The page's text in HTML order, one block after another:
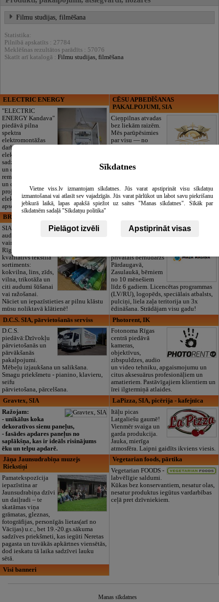
Filmu studijas, filmēšana
Statistika:
Pilnībā apskatīts : 27784
Meklēšnas rezultātos parādīts : 57076
Skatīt arī katalogā : Filmu studijas, filmēšana
ELECTRIC ENERGY
"ELECTRIC
ENERGY Kandava"
piedāvā pilna
spektra
elektromontāžas
darbus,
elektroinstalācijas,
sadzīves tehnikas
un elektronikas
remontu, vājstrāvas
un drošības sistēmu izbūvi, kā arī
projektēšanu, mērījumus un
elektrosaimniecības drošības riskus
apsekošanu.
CĒSU APBEDĪŠANAS
PAKALPOJUMI, SIA
Cieņpilnas atvadas
bez liekām raizēm.
Mēs parūpēsimies
par visu — no
noformēšanas līdz transportam un
tautiskās segas aizgājēja piemiņas
godināšanai.
BRISTOLS ES, SIA
SIA "Bristols ES"
audumu outlet un
vairumtirdzniecība
Rīgā. Plašs un
kvalitatīvs tekstila
sortiments:
kokvilna, lins, zīds,
vilna, trikotāža un
citi audumi šūšanai
vai ražošanai.
Nāciet un iepazīstieties ar pilnu klāstu
mūsu noliktavā klātienē!
izglītības iestāde
privātais bērnudārzs
Pārdaugavā,
Zasulaukā, bērniem
no 10 mēnešiem
līdz 6 gadiem. Licencētas programmas
(LV/RU), logopēds, speciālais atbalsts,
pulciņi, liela zaļa teritorija un 3x
ēdināšana. Strādājam visu gadu!
D.C.S. SIA, pārvietošanās serviss
D.C.S.
piedāvā:Dzīvokļu
pārvietošanās un
pārvākšanās
pakalpojumi.
Mēbeļu izjaukšana un salikšana.
Smagu priekšmetu - pianino, klavieru,
seifu
pārvietošana, pārcelšana.
Photorent, IK
Fotonoma Rīgas
centrā piedāvā
kameras,
objektīvus,
zibspuldzes, audio
un video tehniku, apgaismojumu un
citus aksesuārus profesionāļiem un
amatieriem. Pastāvīgajiem klientiem un
īrei ilgtermiņā atlaides.
Gravtex, SIA
Ražojam:
- unikālus koka
dekoratīvos sienu paneļus,
- fasādes apdares paneļus no
saplākšņa, kas ir ideāls risinājums
ēku un telpu apdarē.
LaPizza, SIA, picērija - kafejnīca
Itāļu picas
Latgaliešu gaumē!
Vienmēr svaiga un
garda produkcija.
Jauka, mierīga
atmosfēra. Laipni gaidīts ikviens viesis.
Jāņa Jaunsudrabiņa muzejs
Riekstiņi
Pamatekspozīcija
iepazīstina ar
Jaunsudrabiņa dzīvi
un daiļradi – te
skatāmas viņa
grāmatas, gleznas,
fotogrāfijas, personīgās lietas(arī no
Vācijas) u.c., bet 19.-20.gs.sākuma
sadzīves priekšmeti, kas iegūti Neretas
pagasta un tuvākās apkārtnes viensētās,
dod ieskatu tā laika sadzīvei lauku
sētā.
Vegetarian foods, pārtika
Vegetarian FOODS -
labvēlīgie saldumi.
Kūkas bez konservantiem, nesatur olas,
nesatur produktus iegūtus vardarbības
ceļā pret dzīvniekiem.
Visi banneri
Sīkdatnes
Vietne viss.lv izmantojam sīkdatnes. Jūs varat apstiprināt visu sīkdatņu
izmantošanai vai atlasīt sev vajadzīgās. Jūs varat pārlūkot un labot savu piekrišanu
jebkurā laikā, lapas apakšā spiežot uz saites "Manas sīkdatnes". Sīkāk par
sīkdatnēm sadaļā "Sīkdatņu politika"
Pielāgot izvēli Apstiprināt visas
Manas sīkdatnes